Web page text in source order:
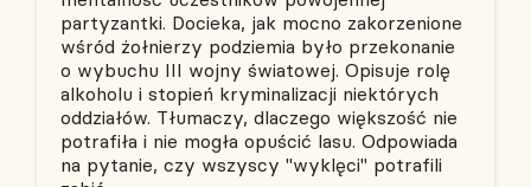
partyzantki. Docieka, jak mocno zakorzenione
wśród żołnierzy podziemia było przekonanie
o wybuchu III wojny światowej. Opisuje rolę
alkoholu i stopień kryminalizacji niektórych
oddziałów. Tłumaczy, dlaczego większość nie
potrafiła i nie mogła opuścić lasu. Odpowiada
na pytanie, czy wszyscy "wyklęci" potrafili